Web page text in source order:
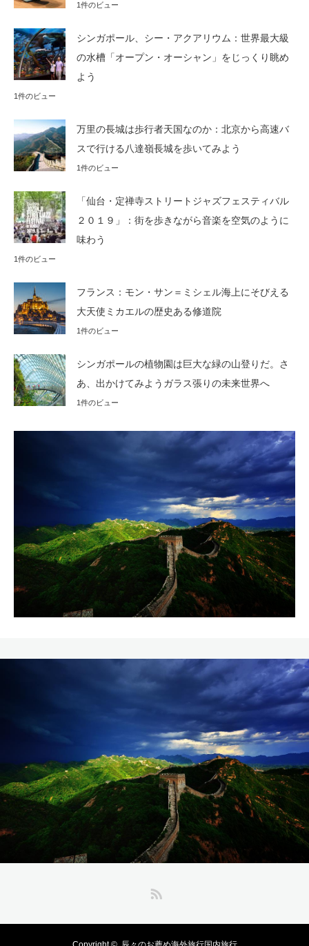
1件のビュー
シンガポール、シー・アクアリウム：世界最大級
の水槽「オープン・オーシャン」をじっくり眺め
よう
1件のビュー
万里の長城は歩行者天国なのか：北京から高速バ
スで行ける八達嶺長城を歩いてみよう
1件のビュー
「仙台・定禅寺ストリートジャズフェスティバル
２０１９」：街を歩きながら音楽を空気のように
味わう
1件のビュー
フランス：モン・サン＝ミシェル海上にそびえる
大天使ミカエルの歴史ある修道院
1件のビュー
シンガポールの植物園は巨大な緑の山登りだ。さ
あ、出かけてみようガラス張りの未来世界へ
1件のビュー